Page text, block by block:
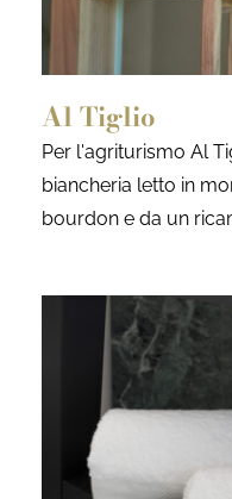
Al Tiglio
Per l'agriturismo Al
biancheria letto in
bourdon e da un